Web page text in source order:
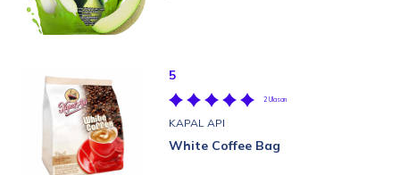
5
2 Ulasan
KAPAL API
White Coffee Bag